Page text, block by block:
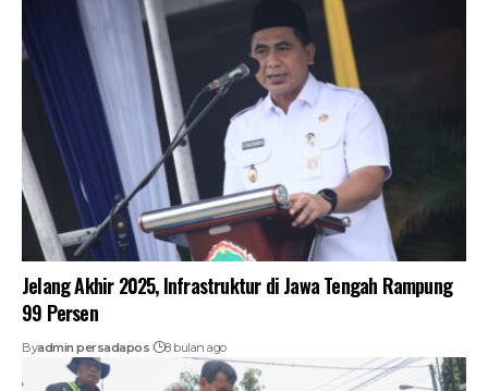
Jelang Akhir 2025, Infrastruktur di Jawa Tengah Rampung
99 Persen
Byadmin persadapos 8 bulan ago